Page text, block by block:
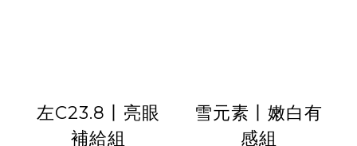
左C23.8丨亮眼
補給組
雪元素丨嫩白有
感組